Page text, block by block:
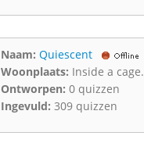
Naam: Quiescent
Woonplaats: Inside a cage.
Ontworpen: 0 quizzen
Ingevuld: 309 quizzen